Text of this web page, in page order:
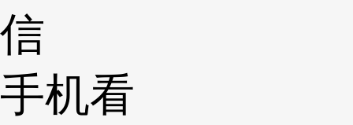
信
手机看